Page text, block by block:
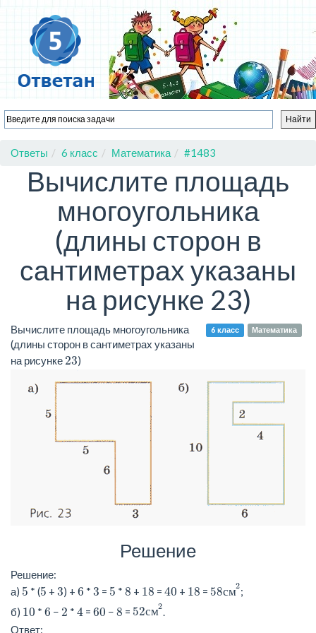
Ответы 6 класс Математика #1483
Вычислите площадь
многоугольника
(длины сторон в
сантиметрах указаны
на рисунке 23)
6 класс Математика
Вычислите площадь многоугольника
(длины сторон в сантиметрах указаны
на рисунке 23)
Решение
Решение:
а) 5 * (5 + 3) + 6 * 3 = 5 * 8 + 18 = 40 + 18 = 58см2
м2
;
б) 10 * 6 − 2 * 4 = 60 − 8 = 52см2
м2
Ответ: